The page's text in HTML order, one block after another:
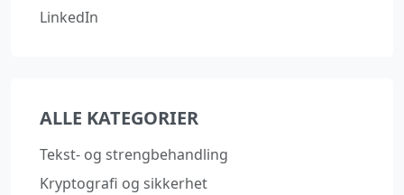
LinkedIn
ALLE KATEGORIER
Tekst- og strengbehandling
Kryptografi og sikkerhet